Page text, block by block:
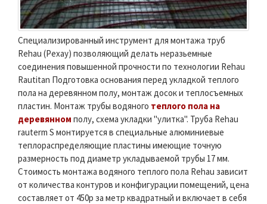
Специализированный инструмент для монтажа труб
Rehau (Рехау) позволяющий делать неразьемные
соединения повышенной прочности по технологии Rehau
Rautitan Подготовка основания перед укладкой теплого
пола на деревянном полу, монтаж досок и теплосъемных
пластин. Монтаж трубы водяного теплого пола на
деревянном полу, схема укладки "улитка". Труба Rehau
rauterm S монтируется в специальные алюминиевые
теплораспределяющие пластины имеющие точную
размерность под диаметр укладываемой трубы 17 мм.
Стоимость монтажа водяного теплого пола Rehau зависит
от количества контуров и конфигурации помещений, цена
составляет от 450р за метр квадратный и включает в себя